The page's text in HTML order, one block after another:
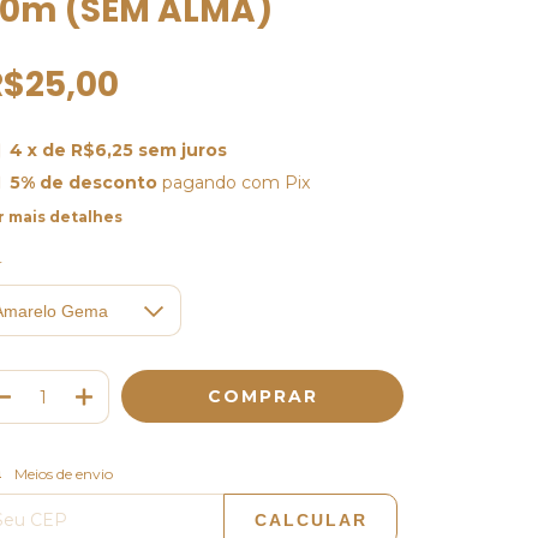
(SEM ALMA)
4 x de R$6,25 sem juros
5% de descontopagando com Pix
mais detalhes
para o CEP:
Meios de envio
CALCULAR